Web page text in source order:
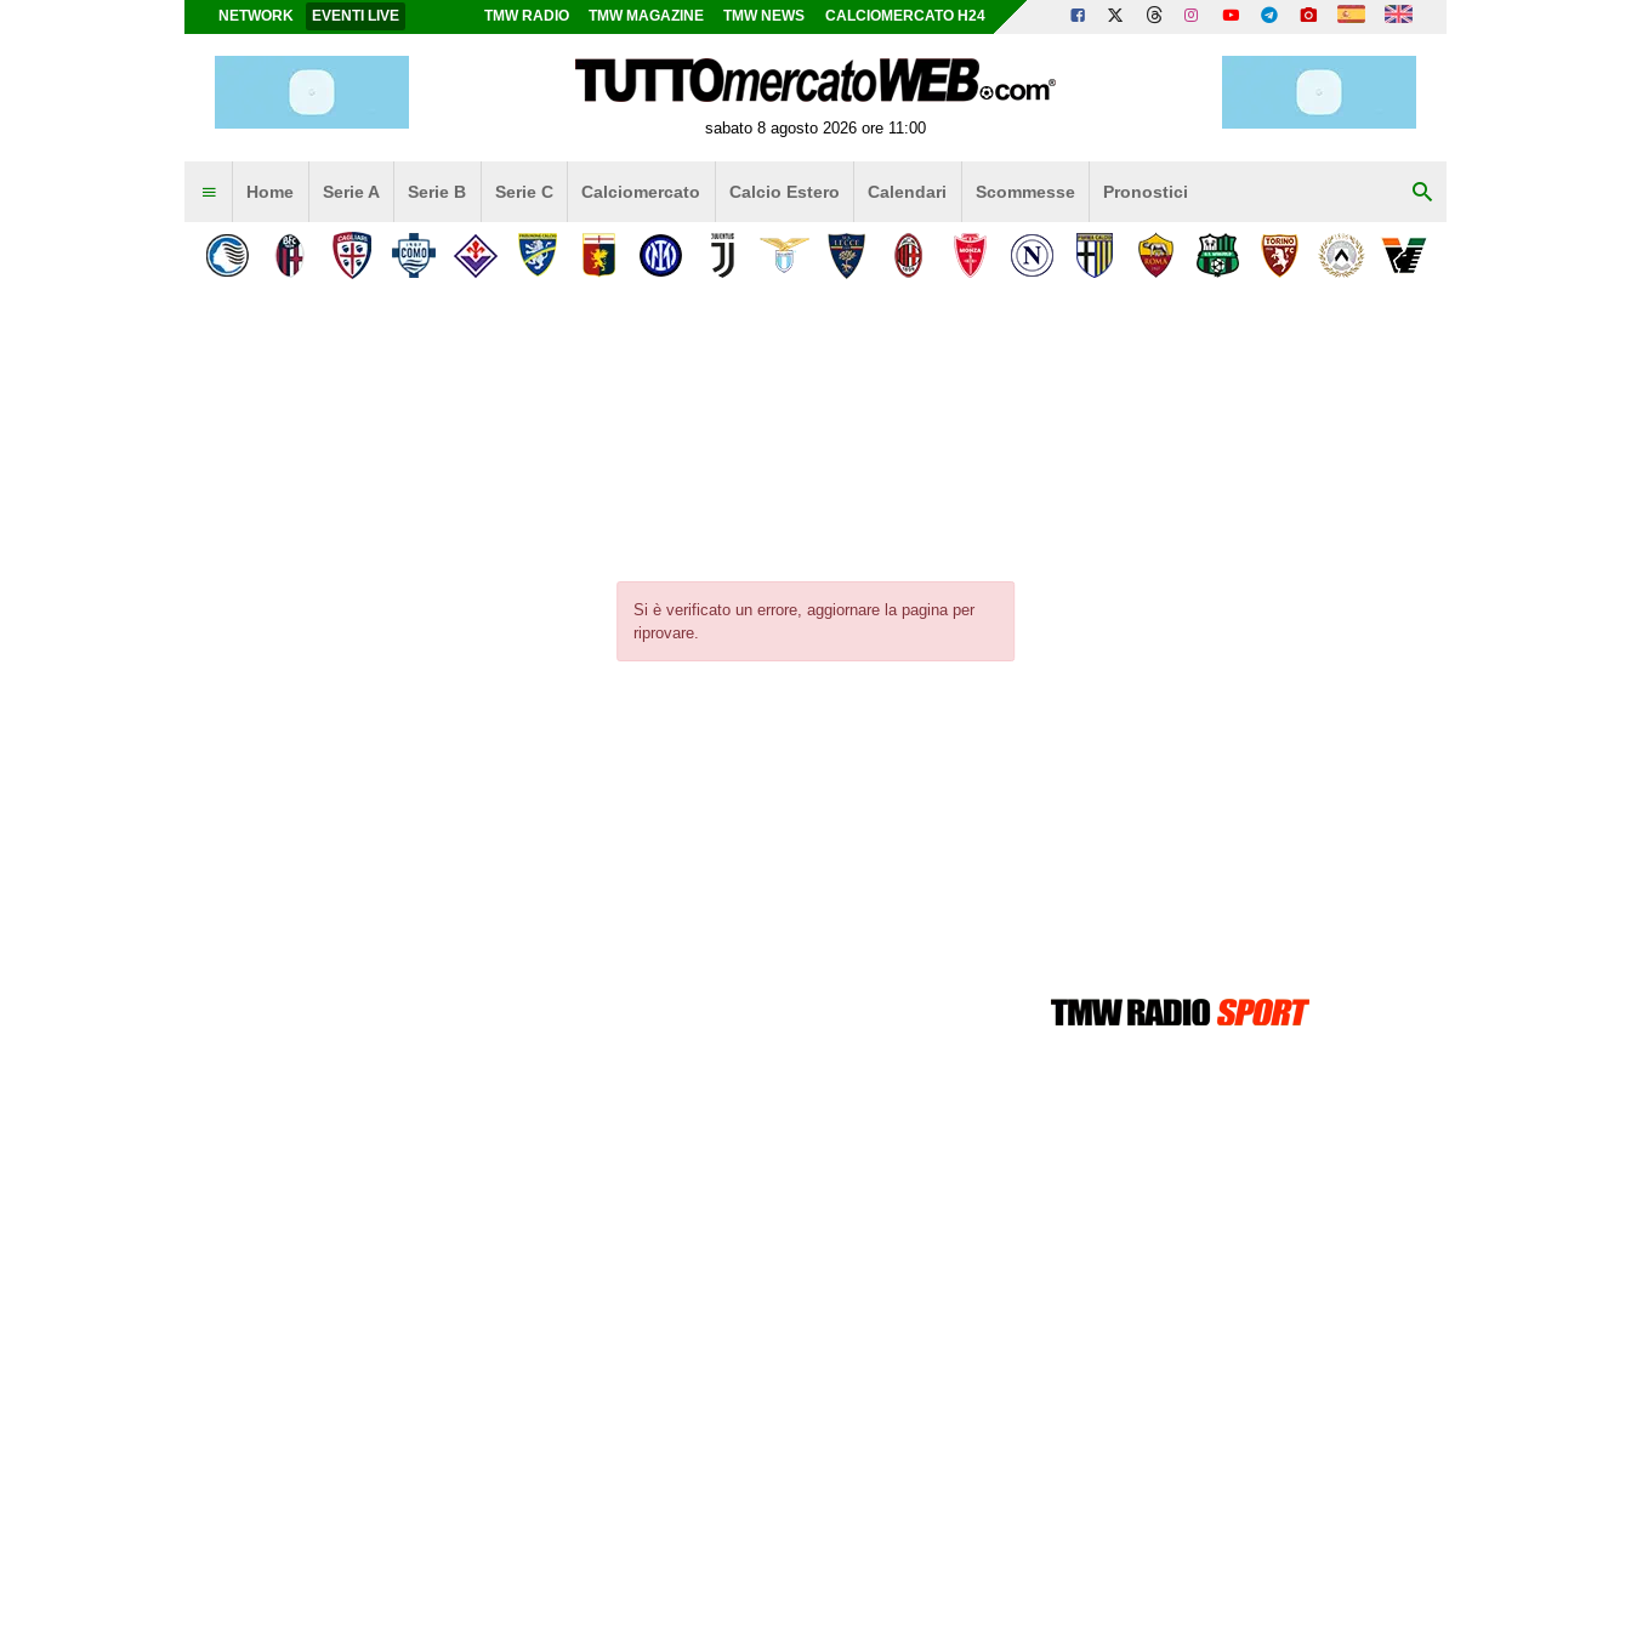
Si è verificato un errore, aggiornare la pagina per
riprovare.
NETWORK EVENTI LIVE TMW RADIO TMW MAGAZINE TMW NEWS CALCIOMERCATO H24
sabato 8 agosto 2026 ore 11:00
Home Serie A Serie B Serie C Calciomercato Calcio Estero Calendari Scommesse Pronostici